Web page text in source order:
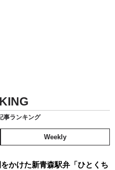
事ランキング
Weekly
かけた新青森駅弁「ひとくち